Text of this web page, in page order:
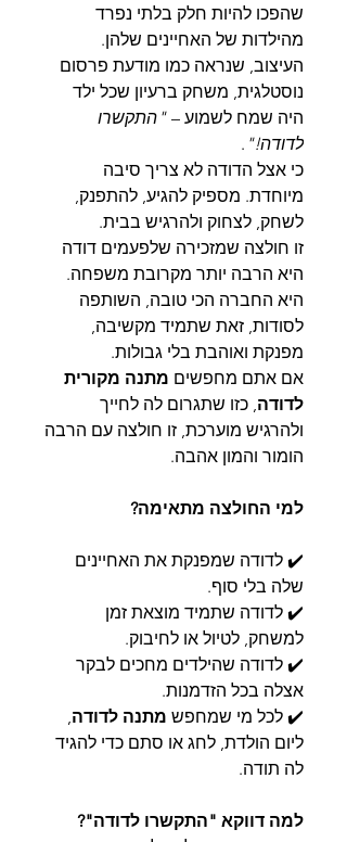
שהפכו להיות חלק בלתי נפרד
מהילדות של האחיינים שלהן.
העיצוב, שנראה כמו מודעת פרסום
נוסטלגית, משחק ברעיון שכל ילד
היה שמח לשמוע – "התקשרו
לדודה!" .
כי אצל הדודה לא צריך סיבה
מיוחדת. מספיק להגיע, להתפנק,
לשחק, לצחוק ולהרגיש בבית.
זו חולצה שמזכירה שלפעמים דודה
היא הרבה יותר מקרובת משפחה.
היא החברה הכי טובה, השותפה
לסודות, זאת שתמיד מקשיבה,
מפנקת ואוהבת בלי גבולות.
אם אתם מחפשים מתנה מקורית
לדודה, כזו שתגרום לה לחייך
ולהרגיש מוערכת, זו חולצה עם הרבה
הומור והמון אהבה.
למי החולצה מתאימה?
✔️ לדודה שמפנקת את האחיינים
שלה בלי סוף.
✔️ לדודה שתמיד מוצאת זמן
למשחק, לטיול או לחיבוק.
✔️ לדודה שהילדים מחכים לבקר
אצלה בכל הזדמנות.
✔️ לכל מי שמחפש מתנה לדודה,
ליום הולדת, לחג או סתם כדי להגיד
לה תודה.
למה דווקא "התקשרו לדודה"?